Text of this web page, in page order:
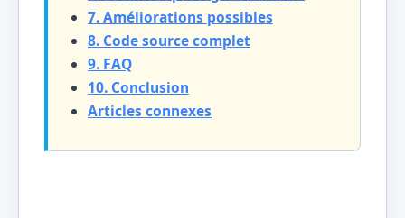
7. Améliorations possibles
8. Code source complet
9. FAQ
10. Conclusion
Articles connexes